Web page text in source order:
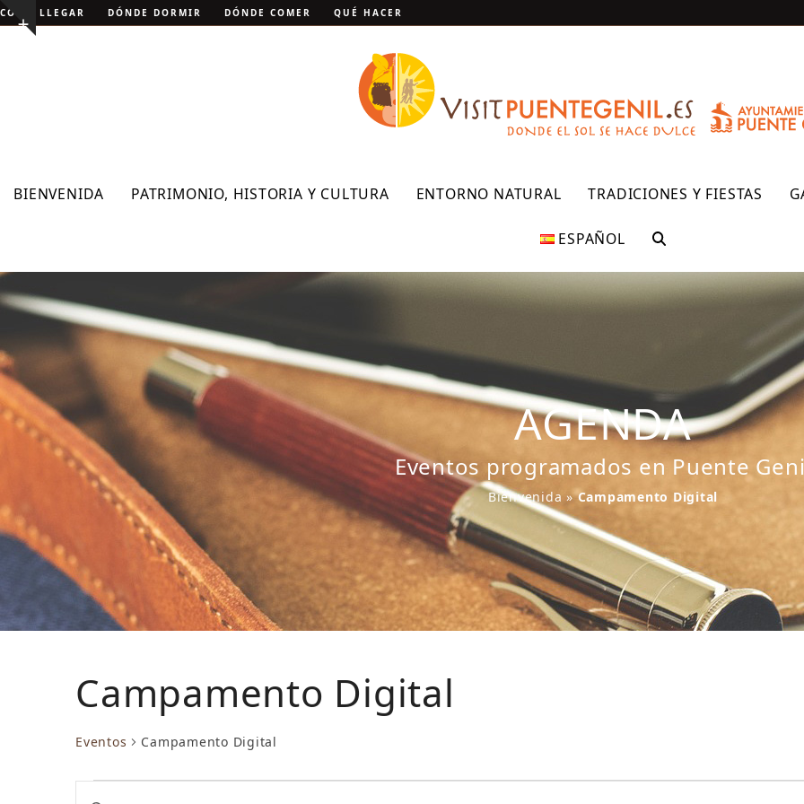
Skip
to Show
CÓMO LLEGAR DÓNDE DORMIR DÓNDE COMER QUÉ HACER
BIENVENIDA PATRIMONIO, HISTORIA Y CULTURA ENTORNO NATURAL TRADICIONES Y FIESTAS
ESPAÑOL
AGENDA
Eventos programados en Puente
Bienvenida »Campamento Digital
Campamento Digital
Eventos Campamento Digital
N